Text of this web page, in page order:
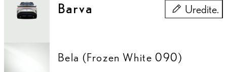
Barva Uredite.
Barva
Bela (Frozen White 090)